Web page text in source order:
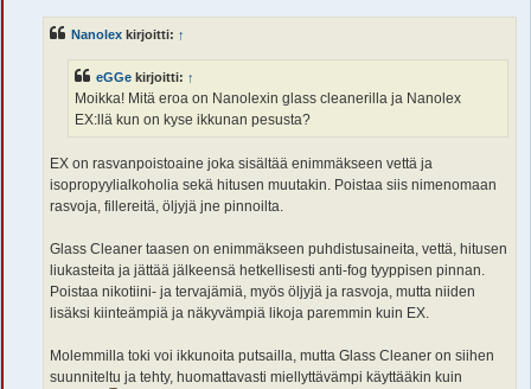
Nanolex kirjoitti: ↑
eGGe kirjoitti: ↑
Moikka! Mitä eroa on Nanolexin glass cleanerilla ja Nanolex
EX:llä kun on kyse ikkunan pesusta?
EX on rasvanpoistoaine joka sisältää enimmäkseen vettä ja
isopropyylialkoholia sekä hitusen muutakin. Poistaa siis nimenomaan
rasvoja, fillereitä, öljyjä jne pinnoilta.
Glass Cleaner taasen on enimmäkseen puhdistusaineita, vettä, hitusen
liukasteita ja jättää jälkeensä hetkellisesti anti-fog tyyppisen pinnan.
Poistaa nikotiini- ja tervajämiä, myös öljyjä ja rasvoja, mutta niiden
lisäksi kiinteämpiä ja näkyvämpiä likoja paremmin kuin EX.
Molemmilla toki voi ikkunoita putsailla, mutta Glass Cleaner on siihen
suunniteltu ja tehty, huomattavasti miellyttävämpi käyttääkin kuin